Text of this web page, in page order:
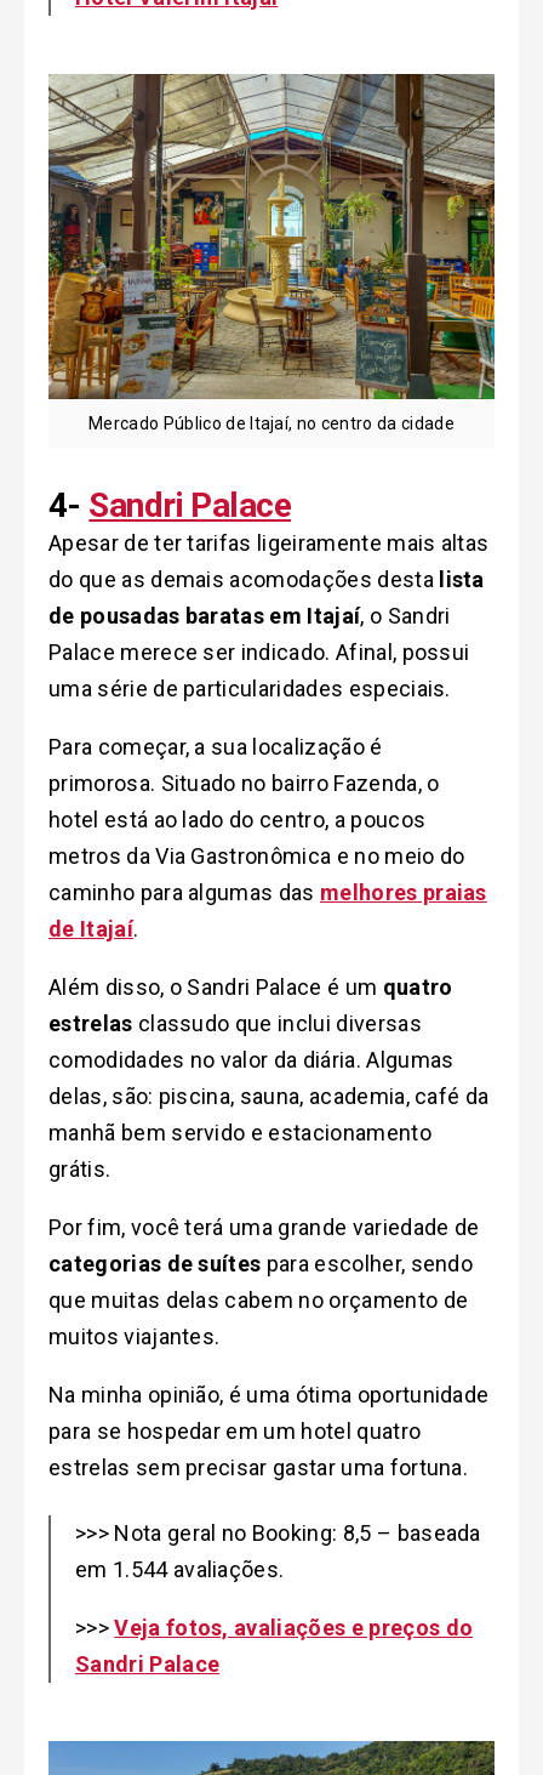
Mercado Público de Itajaí, no centro da cidade
4- Sandri Palace
Apesar de ter tarifas ligeiramente mais altas
do que as demais acomodações desta lista
de pousadas baratas em Itajaí, o Sandri
Palace merece ser indicado. Afinal, possui
uma série de particularidades especiais.
Para começar, a sua localização é
primorosa. Situado no bairro Fazenda, o
hotel está ao lado do centro, a poucos
metros da Via Gastronômica e no meio do
caminho para algumas das melhores praias
de Itajaí.
Além disso, o Sandri Palace é um quatro
estrelas classudo que inclui diversas
comodidades no valor da diária. Algumas
delas, são: piscina, sauna, academia, café da
manhã bem servido e estacionamento
grátis.
Por fim, você terá uma grande variedade de
categorias de suítes para escolher, sendo
que muitas delas cabem no orçamento de
muitos viajantes.
Na minha opinião, é uma ótima oportunidade
para se hospedar em um hotel quatro
estrelas sem precisar gastar uma fortuna.
>>> Nota geral no Booking: 8,5 – baseada
em 1.544 avaliações.
>>>Veja fotos, avaliações e preços do
Sandri Palace